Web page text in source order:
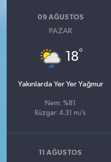
09 AĞUSTOS
PAZAR
18°
Yakınlarda Yer Yer Yağmur
Nem: %81
Rüzgar: 4.31 m/s
11 AĞUSTOS